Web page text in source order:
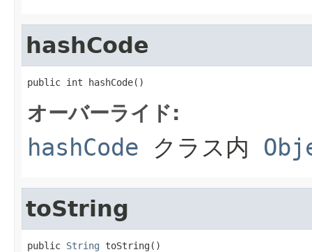
hashCode
public int hashCode()
オーバーライド:
hashCode クラス内
toString
public String toString()